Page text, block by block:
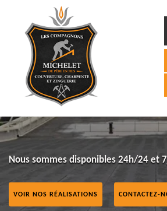
Nous sommes disponibles 24h/24 et
VOIR NOS RÉALISATIONS CONTACTEZ-